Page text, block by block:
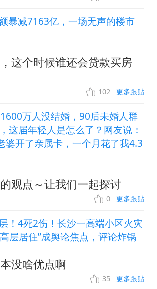
暴减7163亿，一场无声的楼市
这个时候谁还会贷款买房
102 更多跟贴
万人没结婚，90后未婚人群
这届年轻人是怎么了？网友说：
婆开了亲属卡，一个月花了我4.3
观点～让我们一起探讨
0 更多跟贴
！4死2伤！长沙一高端小区火灾
层居住”成舆论焦点，评论炸锅
没啥优点啊
35 更多跟贴